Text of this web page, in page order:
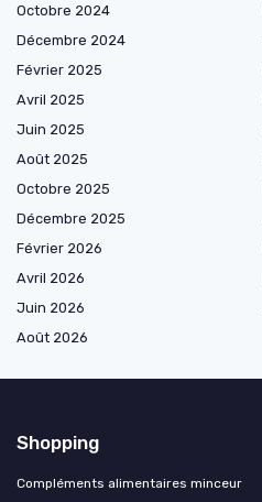
Octobre 2024
Décembre 2024
Février 2025
Avril 2025
Juin 2025
Août 2025
Octobre 2025
Décembre 2025
Février 2026
Avril 2026
Juin 2026
Août 2026
Shopping
Compléments alimentaires minceur